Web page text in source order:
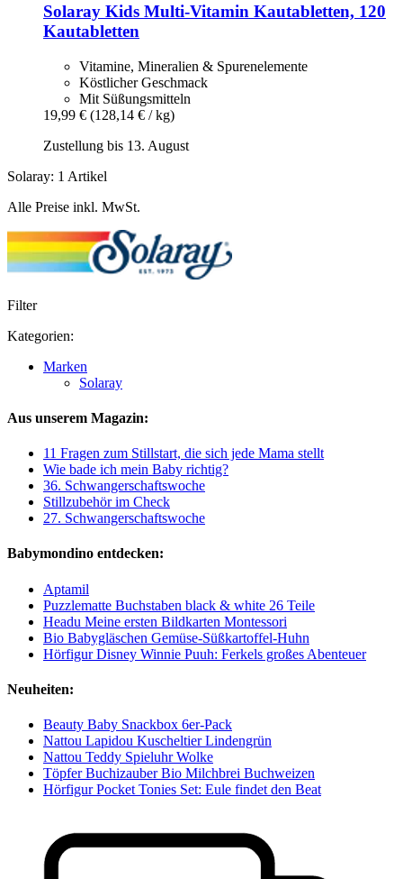
Solaray Kids Multi-​Vitamin Kautabletten, 120
Kautabletten
Vitamine, Mineralien & Spurenelemente
Köstlicher Geschmack
Mit Süßungsmitteln
19,99 € (128,14 € / kg)
Zustellung bis 13. August
Solaray: 1 Artikel
Alle Preise inkl. MwSt.
Filter
Kategorien:
Marken
Solaray
Aus unserem Magazin:
11 Fragen zum Stillstart, die sich jede Mama stellt
Wie bade ich mein Baby richtig?
36. Schwangerschaftswoche
Stillzubehör im Check
27. Schwangerschaftswoche
Babymondino entdecken:
Aptamil
Puzzlematte Buchstaben black & white 26 Teile
Headu Meine ersten Bildkarten Montessori
Bio Babygläschen Gemüse-Süßkartoffel-Huhn
Hörfigur Disney Winnie Puuh: Ferkels großes Abenteuer
Neuheiten:
Beauty Baby Snackbox 6er-Pack
Nattou Lapidou Kuscheltier Lindengrün
Nattou Teddy Spieluhr Wolke
Töpfer Buchizauber Bio Milchbrei Buchweizen
Hörfigur Pocket Tonies Set: Eule findet den Beat